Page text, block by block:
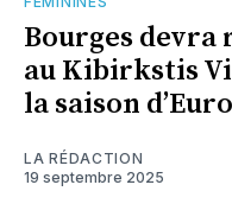
Bourges devra
au Kibirkstis
la saison
LA RÉDACTION
19 septembre 2025